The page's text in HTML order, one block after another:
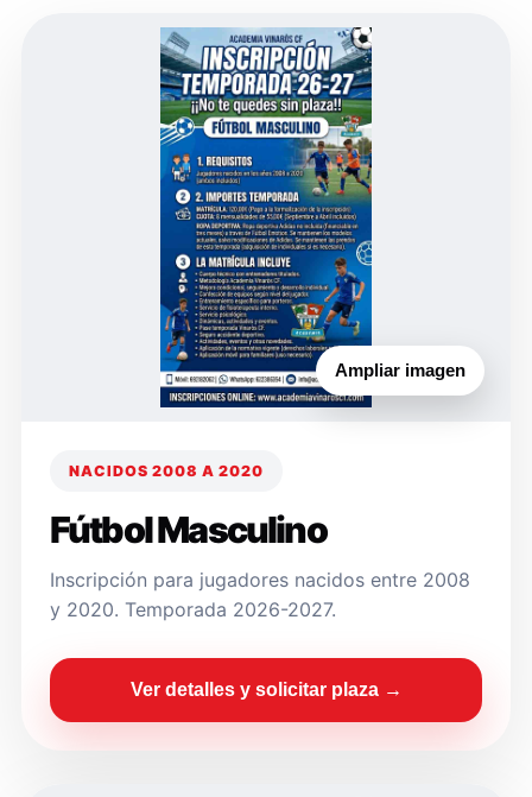
Ampliar imagen
NACIDOS 2008 A 2020
Fútbol Masculino
Inscripción para jugadores nacidos entre 2008
y 2020. Temporada 2026-2027.
Ver detalles y solicitar plaza →